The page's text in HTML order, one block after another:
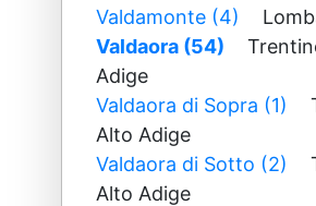
Valdamonte (4)
Valdaora (54)
Adige
Valdaora di Sopra (1)
Alto Adige
Valdaora di Sotto (2)
Alto Adige